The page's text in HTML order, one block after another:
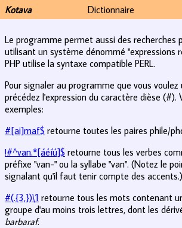
Kotava Dictionnaire
Le programme permet aussi des recherches
utilisant un système dénommé "expressions
PHP utilise la syntaxe compatible PERL.
Pour signaler au programme que vous
précédez l'expression du caractère dièse (#).
exemples:
#[ai]maf$ retourne toutes les paires phile/
!#^van.*[áéíú]$ retourne tous les verbes
préfixe "van-" ou la syllabe "van". (Notez le
signalant qu'il faut tenir compte des accents.)
#(.{3,})\1 retourne tous les mots contenant
groupe d'au moins trois lettres, dont les
barbaraf.